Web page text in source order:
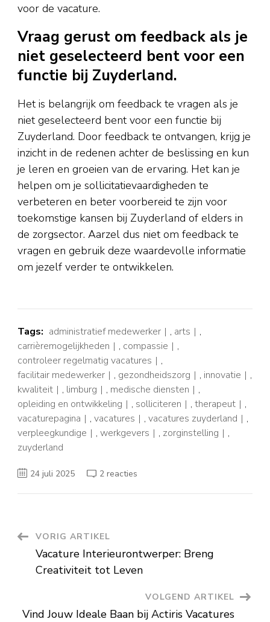
voor de vacature.
Vraag gerust om feedback als je
niet geselecteerd bent voor een
functie bij Zuyderland.
Het is belangrijk om feedback te vragen als je
niet geselecteerd bent voor een functie bij
Zuyderland. Door feedback te ontvangen, krijg je
inzicht in de redenen achter de beslissing en kun
je leren en groeien van de ervaring. Het kan je
helpen om je sollicitatievaardigheden te
verbeteren en beter voorbereid te zijn voor
toekomstige kansen bij Zuyderland of elders in
de zorgsector. Aarzel dus niet om feedback te
vragen en gebruik deze waardevolle informatie
om jezelf verder te ontwikkelen.
Tags: administratief medewerker , arts
,
carrièremogelijkheden
, compassie
,
controleer regelmatig vacatures
,
facilitair medewerker
, gezondheidszorg , innovatie
,
kwaliteit
, limburg , medische diensten
,
opleiding en ontwikkeling
, solliciteren , therapeut
,
vacaturepagina
, vacatures , vacatures zuyderland
,
verpleegkundige
, werkgevers , zorginstelling
,
zuyderland
24 juli 2025 2 reacties
Betekenisvolle
Carrière
in
de
Berichtnavigatie
VORIG ARTIKEL
Vacature Interieurontwerper: Breng
Creativiteit tot Leven
VOLGEND ARTIKEL
Vind Jouw Ideale Baan bij Actiris Vacatures